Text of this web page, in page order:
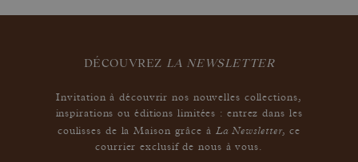
DÉCOUVREZ LA NEWSLETTER
Invitation à découvrir nos nouvelles collections,
inspirations ou éditions limitées : entrez dans les
coulisses de la Maison grâce à La Newsletter,ce
courrier exclusif de nous à vous.